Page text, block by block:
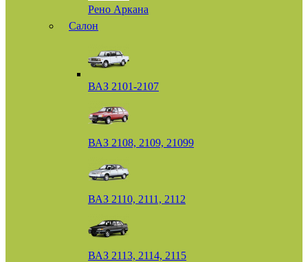
Рено Аркана
Салон
ВАЗ 2101-2107
ВАЗ 2108, 2109, 21099
ВАЗ 2110, 2111, 2112
ВАЗ 2113, 2114, 2115